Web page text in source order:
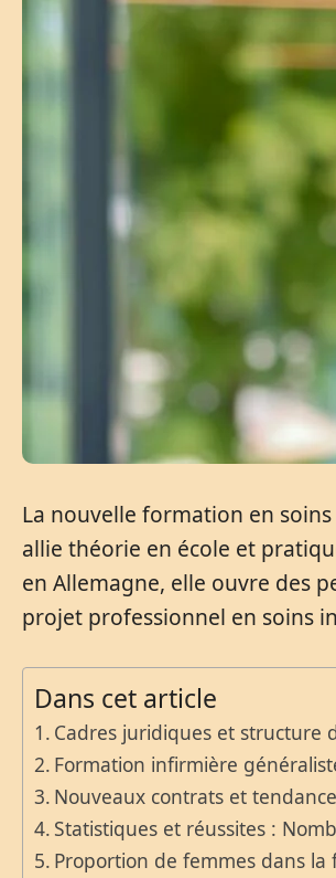
La nouvelle formation en
allie théorie en école et
en Allemagne, elle ouvre des
projet professionnel en soins
Dans cet article
Cadres juridiques et structure
Formation infirmière
Nouveaux contrats et
Statistiques et réussites :
Proportion de femmes dans